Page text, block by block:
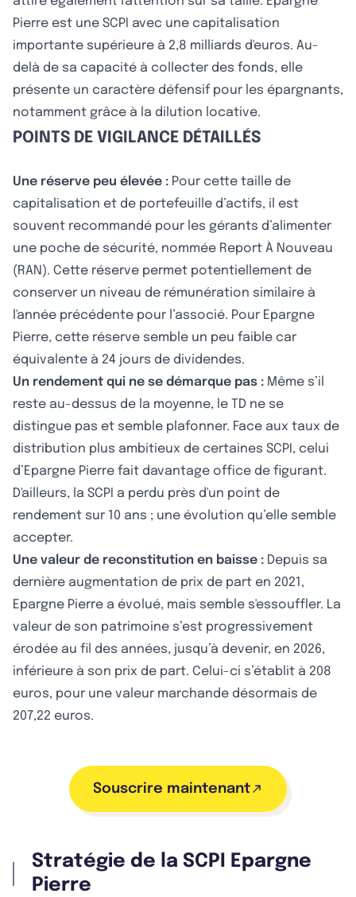
Pierre est une SCPI avec une capitalisation
importante supérieure à 2,8 milliards d'euros. Au-
delà de sa capacité à collecter des fonds, elle
présente un caractère défensif pour les épargnants,
notamment grâce à la dilution locative.
POINTS DE VIGILANCE DÉTAILLÉS
Une réserve peu élevée : Pour cette taille de
capitalisation et de portefeuille d’actifs, il est
souvent recommandé pour les gérants d’alimenter
une poche de sécurité, nommée Report À Nouveau
(RAN). Cette réserve permet potentiellement de
conserver un niveau de rémunération similaire à
l'année précédente pour l’associé. Pour Epargne
Pierre, cette réserve semble un peu faible car
équivalente à 24 jours de dividendes.
Un rendement qui ne se démarque pas : Même s’il
reste au-dessus de la moyenne, le TD ne se
distingue pas et semble plafonner. Face aux taux de
distribution plus ambitieux de certaines SCPI, celui
d’Epargne Pierre fait davantage office de figurant.
D'ailleurs, la SCPI a perdu près d'un point de
rendement sur 10 ans ; une évolution qu’elle semble
accepter.
Une valeur de reconstitution en baisse : Depuis sa
dernière augmentation de prix de part en 2021,
Epargne Pierre a évolué, mais semble s'essouffler. La
valeur de son patrimoine s’est progressivement
érodée au fil des années, jusqu’à devenir, en 2026,
inférieure à son prix de part. Celui-ci s’établit à 208
euros, pour une valeur marchande désormais de
207,22 euros.
Souscrire maintenant
Stratégie de la SCPI Epargne
Pierre